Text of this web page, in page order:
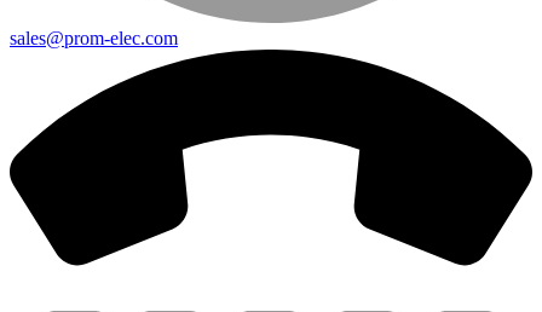
sales@prom-elec.com